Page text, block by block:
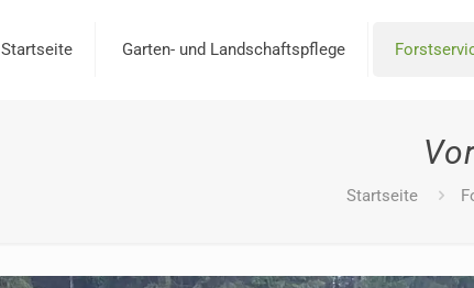
Startseite Garten- und Landschaftspflege
Startseite